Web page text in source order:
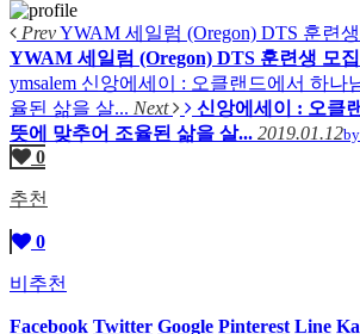
PrevYWAM 세일럼 (Oregon) DTS 훈련
YWAM 세일럼 (Oregon) DTS 훈련생 모
ymsalem 신앙에세이 : 오클랜드에서 하나
율된 삶을 살... Next
신앙에세이 : 오클
뜻에 맞추어 조율된 삶을 살... 2019.01.12by
0
추천
0
비추천
Facebook Twitter Google Pinterest Line